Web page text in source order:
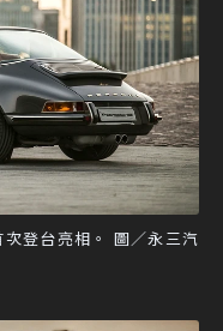
登台亮相。 圖／永三汽